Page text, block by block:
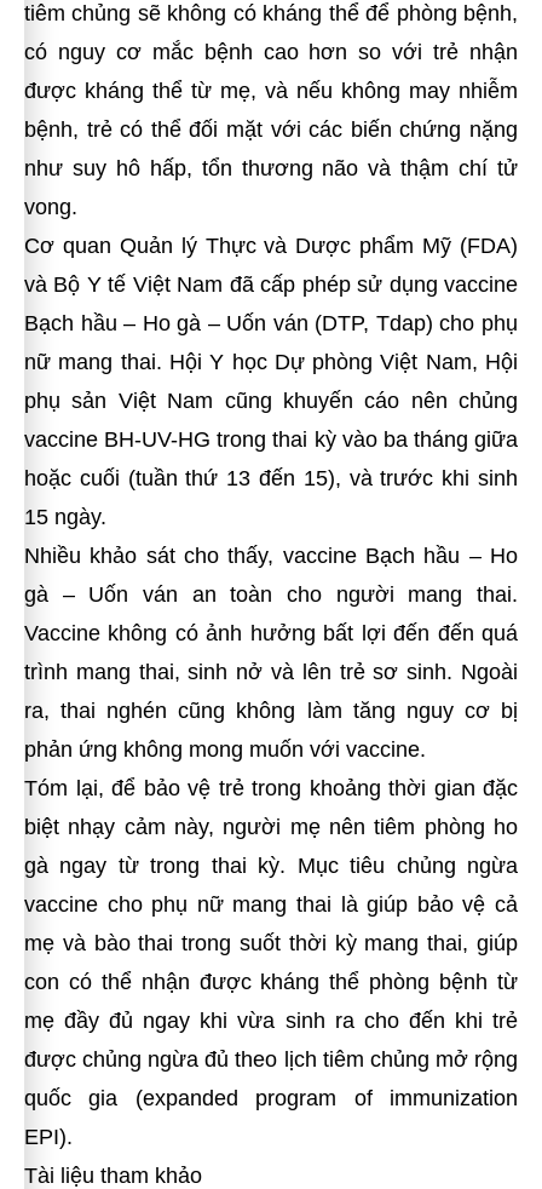
tiêm chủng sẽ không có kháng thể để phòng bệnh,
có nguy cơ mắc bệnh cao hơn so với trẻ nhận
được kháng thể từ mẹ, và nếu không may nhiễm
bệnh, trẻ có thể đối mặt với các biến chứng nặng
như suy hô hấp, tổn thương não và thậm chí tử
vong.
Cơ quan Quản lý Thực và Dược phẩm Mỹ (FDA)
và Bộ Y tế Việt Nam đã cấp phép sử dụng vaccine
Bạch hầu – Ho gà – Uốn ván (DTP, Tdap) cho phụ
nữ mang thai. Hội Y học Dự phòng Việt Nam, Hội
phụ sản Việt Nam cũng khuyến cáo nên chủng
vaccine BH-UV-HG trong thai kỳ vào ba tháng giữa
hoặc cuối (tuần thứ 13 đến 15), và trước khi sinh
15 ngày.
Nhiều khảo sát cho thấy, vaccine Bạch hầu – Ho
gà – Uốn ván an toàn cho người mang thai.
Vaccine không có ảnh hưởng bất lợi đến đến quá
trình mang thai, sinh nở và lên trẻ sơ sinh. Ngoài
ra, thai nghén cũng không làm tăng nguy cơ bị
phản ứng không mong muốn với vaccine.
Tóm lại, để bảo vệ trẻ trong khoảng thời gian đặc
biệt nhạy cảm này, người mẹ nên tiêm phòng ho
gà ngay từ trong thai kỳ. Mục tiêu chủng ngừa
vaccine cho phụ nữ mang thai là giúp bảo vệ cả
mẹ và bào thai trong suốt thời kỳ mang thai, giúp
con có thể nhận được kháng thể phòng bệnh từ
mẹ đầy đủ ngay khi vừa sinh ra cho đến khi trẻ
được chủng ngừa đủ theo lịch tiêm chủng mở rộng
quốc gia (expanded program of immunization
EPI).
Tài liệu tham khảo